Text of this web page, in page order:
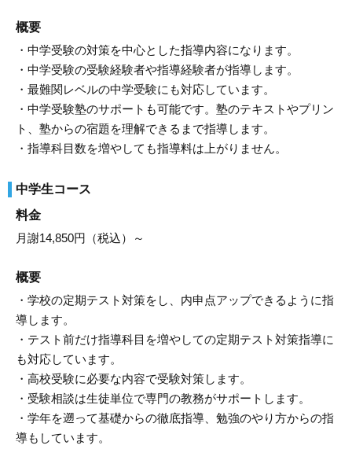
概要
・中学受験の対策を中心とした指導内容になります。
・中学受験の受験経験者や指導経験者が指導します。
・最難関レベルの中学受験にも対応しています。
・中学受験塾のサポートも可能です。塾のテキストやプリン
ト、塾からの宿題を理解できるまで指導します。
・指導科目数を増やしても指導料は上がりません。
中学生コース
料金
月謝14,850円（税込）～
概要
・学校の定期テスト対策をし、内申点アップできるように指
導します。
・テスト前だけ指導科目を増やしての定期テスト対策指導に
も対応しています。
・高校受験に必要な内容で受験対策します。
・受験相談は生徒単位で専門の教務がサポートします。
・学年を遡って基礎からの徹底指導、勉強のやり方からの指
導もしています。